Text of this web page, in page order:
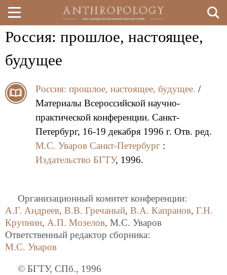
Перейти
содержанию
Россия: прошлое, настоящее,
будущее
Россия: прошлое, настоящее, будущее. /
Материалы Всероссийской научно-
практической конференции. Санкт-
Петербург, 16-19 декабря 1996 г. Отв. ред.
М.С. Уваров Санкт-Петербург :
Издательство БГТУ, 1996.
Организационный комитет конференции:
А.Г. Андреев, В.В. Гречаный, В.А. Капранов, Г.Н.
Крупнин, А.П. Мозелов, М.С. Уваров
Ответственный редактор сборника:
М.С. Уваров
© БГТУ, СПб., 1996